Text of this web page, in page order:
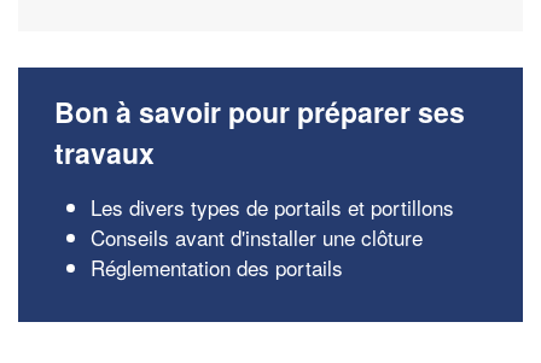
Bon à savoir pour préparer ses
travaux
Les divers types de portails et portillons
Conseils avant d'installer une clôture
Réglementation des portails